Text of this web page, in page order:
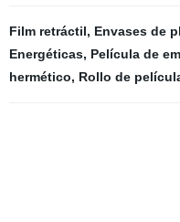
Film retráctil, Envases de
Energéticas, Película de
hermético, Rollo de